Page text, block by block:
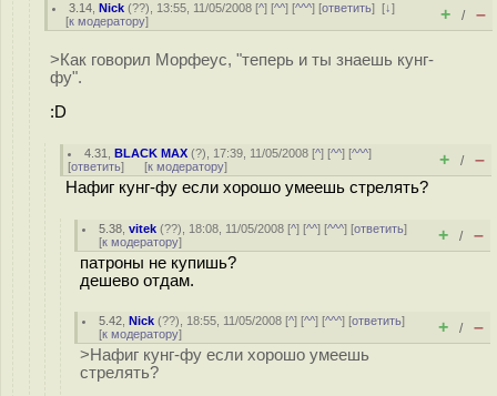
3.14 ,Nick (??), 13:55, 11/05/2008 [^] [^^] [^^^] [ответить][↓]
[к модератору] + / –
>Как говорил Морфеус, "теперь и ты знаешь кунг-
фу".
:D
4.31 ,BLACK MAX (?), 17:39, 11/05/2008 [^] [^^] [^^^]
[ответить] [к модератору] + / –
Нафиг кунг-фу если хорошо умеешь стрелять?
5.38 ,vitek (??), 18:08, 11/05/2008 [^] [^^] [^^^] [ответить]
[к модератору] + / –
патроны не купишь?
дешево отдам.
5.42 ,Nick (??), 18:55, 11/05/2008 [^] [^^] [^^^] [ответить]
[к модератору] + / –
>Нафиг кунг-фу если хорошо умеешь
стрелять?